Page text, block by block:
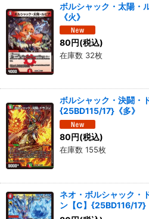
ボルシャック・太陽・
《火》
80円(税込)
在庫数 32枚
ボルシャック・決闘・
{25BD115/17}《多》
80円(税込)
在庫数 155枚
ネオ・ボルシャック・
ン【C】{25BD116/17}